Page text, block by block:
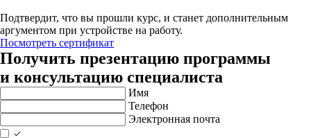
Подтвердит, что вы прошли курс, и станет дополнительным
аргументом при устройстве на работу.
Посмотреть сертификат
Получить презентацию программы
и консультацию специалиста
Имя
Телефон
Электронная почта